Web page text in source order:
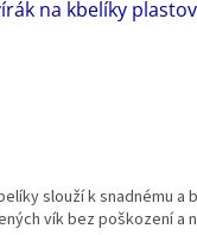
na kbelíky
slouží k snadnému a
vík bez poškození a